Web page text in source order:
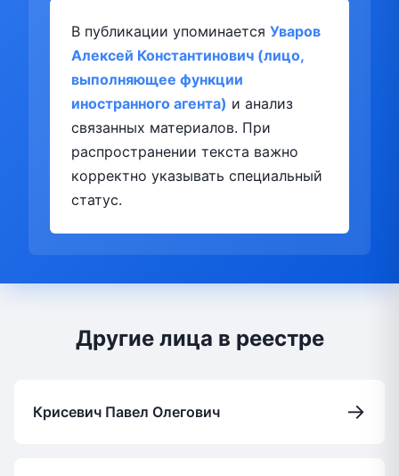
В публикации упоминается Уваров
Алексей Константинович (лицо,
выполняющее функции
иностранного агента) и анализ
связанных материалов. При
распространении текста важно
корректно указывать специальный
статус.
Другие лица в реестре
Крисевич Павел Олегович →